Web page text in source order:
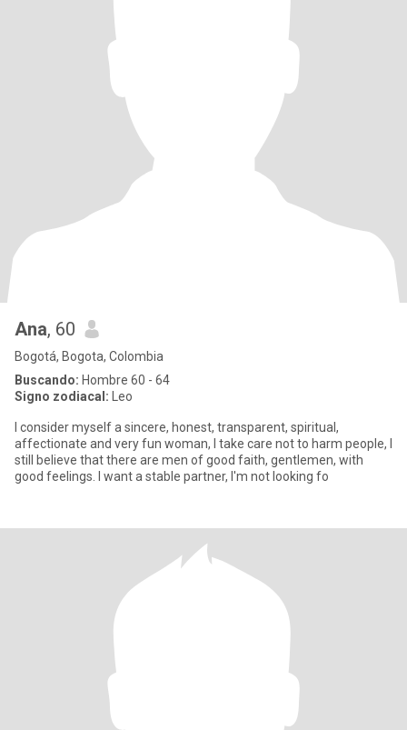
Ana, 60
Bogotá, Bogota, Colombia
Buscando: Hombre 60 - 64
Signo zodiacal: Leo
I consider myself a sincere, honest, transparent, spiritual,
affectionate and very fun woman, I take care not to harm people, I
still believe that there are men of good faith, gentlemen, with
good feelings. I want a stable partner, I'm not looking fo